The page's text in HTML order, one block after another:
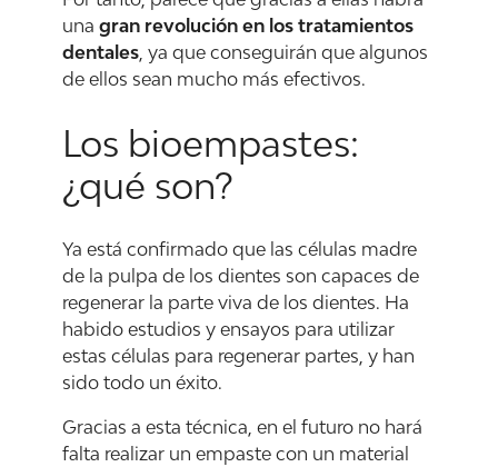
una gran revolución en los tratamientos
dentales, ya que conseguirán que algunos
de ellos sean mucho más efectivos.
Los bioempastes:
¿qué son?
Ya está confirmado que las células madre
de la pulpa de los dientes son capaces de
regenerar la parte viva de los dientes. Ha
habido estudios y ensayos para utilizar
estas células para regenerar partes, y han
sido todo un éxito.
Gracias a esta técnica, en el futuro no hará
falta realizar un empaste con un material